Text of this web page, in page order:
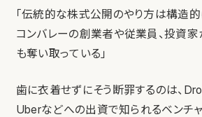
「伝統的な株式公開のやり方は構造的
コンバレーの創業者や従業員、投資
も奪い取っている」
歯に衣着せずにそう断罪するのは、
Uberなどへの出資で知られるベンチ